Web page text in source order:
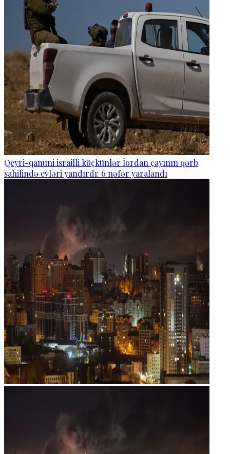
Qeyri-qanuni israilli köçkünlər İordan çayının qərb
sahilində evləri yandırdı: 6 nəfər yaralandı